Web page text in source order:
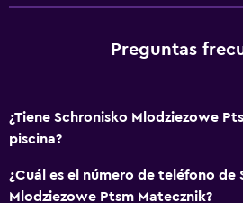
General
Alfombrado
Preguntas
¿Tiene Schronisko Mlodziezowe
piscina?
¿Cuál es el número de teléfono de
Mlodziezowe Ptsm Matecznik?